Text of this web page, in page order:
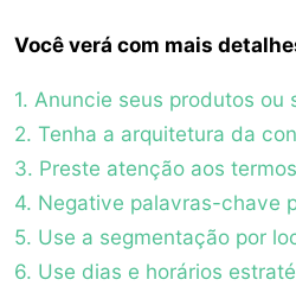
Você verá com mais
1. Anuncie seus produtos
2. Tenha a arquitetura da
3. Preste atenção aos
4. Negative palavras-chave
5. Use a segmentação por
6. Use dias e horários